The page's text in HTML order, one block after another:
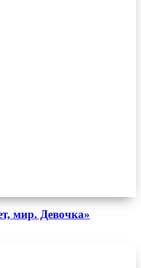
мир. Девочка»